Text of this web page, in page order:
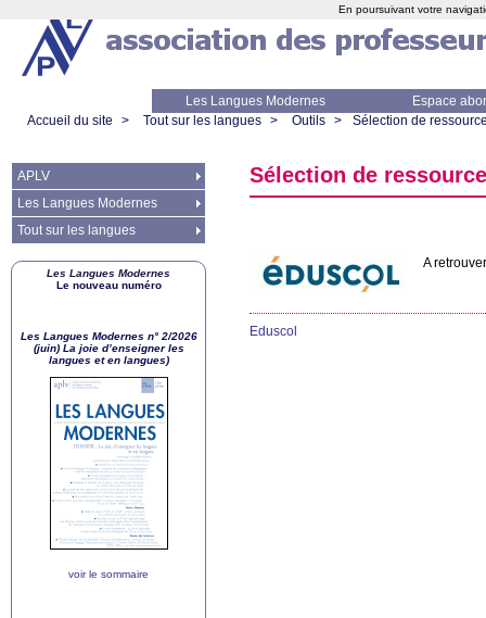
Les Langues Modernes
Espace
Accueil du site
> Tout sur les langues > Outils > Sélection de
Sélection de
A
Eduscol
APLV
Les Langues Modernes
Tout sur les langues
Les Langues Modernes
Le nouveau numéro
Les Langues Modernes n° 2/2026
(juin) La joie d’enseigner les
langues et en langues)
voir le sommaire
En poursuivant votre